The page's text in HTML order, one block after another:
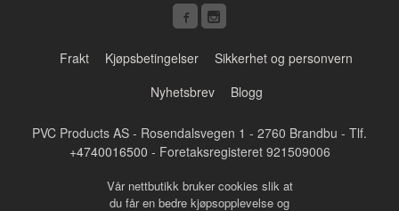
Frakt Kjøpsbetingelser
Sikkerhet og personvern
Nyhetsbrev
Blogg
PVC Products AS - Rosendalsvegen 1 - 2760 Brandbu - Tlf.
+4740016500 - Foretaksregisteret 921509006
Vår nettbutikk bruker cookies slik at
du får en bedre kjøpsopplevelse og